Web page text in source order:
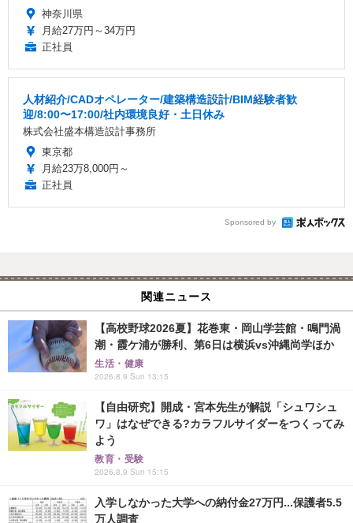
神奈川県
月給27万円～34万円
正社員
人材紹介/CADオペレーター/建築構造設計/BIM経験者歓
迎/8:00〜17:00/社内環境良好・土日休み
株式会社盛本構造設計事務所
東京都
月給23万8,000円～
正社員
Sponsored by
関連ニュース
【高校野球2026夏】花巻東・岡山学芸館・鳴門渦
潮・霞ケ浦が勝利、第6日は横浜vs沖縄尚学ほか
生活・健康
2026.8.9 Sun 13:15
【自由研究】開成・宮本先生が解説「シュワシュ
ワ」はなぜできる?カラフルサイダーをつくってみ
よう
教育・受験
2026.8.9 Sun 15:15
入学しなかった大学への納付金27万円...保護者5.5
万人調査